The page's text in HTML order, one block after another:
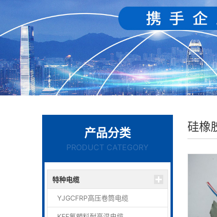
产品分类
PRODUCT CATEGORY
特种电缆
YJGCFRP高压卷筒电缆
硅橡